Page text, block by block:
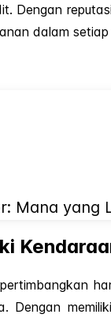
Dengan
dalam
Mana yang
Dengan